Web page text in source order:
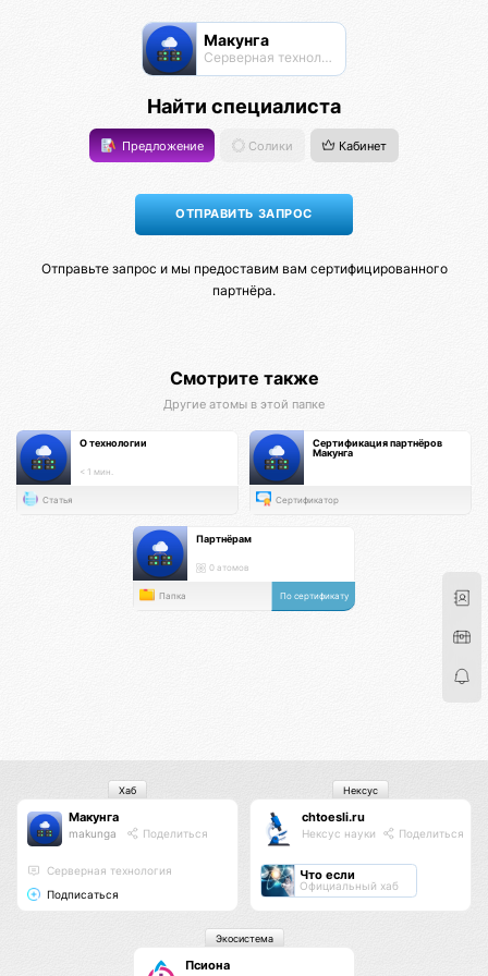
Макунга
Серверная технология
Найти специалиста
Предложение Солики Кабинет
Отправьте запрос и мы предоставим вам сертифицированного
партнёра.
Смотрите также
Другие атомы в этой папке
О технологии
< 1 мин.
Статья
Сертификация партнёров
Макунга
Сертификатор
Партнёрам
0 атомов
Папка По сертификату
Макунга
makunga Поделиться
Серверная технология
Подписаться
Хаб
chtoesli.ru
Нексус науки Поделиться
Что если
Официальный хаб
Нексус
Псиона
Экосистема